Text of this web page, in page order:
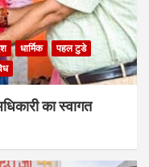
धार्मिक
पहल टुडे
का स्वागत